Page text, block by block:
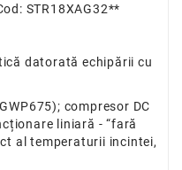
STR18XAG32**
datorată echipării cu
compresor DC
liniară - “fară
al temperaturii incintei,